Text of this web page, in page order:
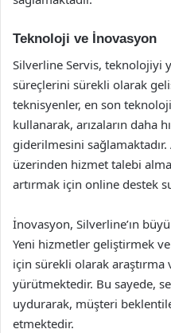
Teknoloji ve İnovasyon
Silverline Servis, teknolojiyi
süreçlerini sürekli olarak
teknisyenler, en son
kullanarak, arızaların daha
giderilmesini
üzerinden hizmet talebi
artırmak için online destek
İnovasyon, Silverline’ın
Yeni hizmetler geliştirmek
için sürekli olarak
yürütmektedir. Bu sayede,
uydurarak, müşteri
etmektedir.